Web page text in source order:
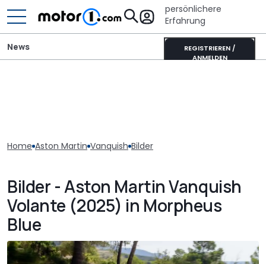
persönlichere
Erfahrung
REGISTRIEREN /
ANMELDEN
News
Home Aston Martin Vanquish Bilder
Bilder - Aston Martin Vanquish
Volante (2025) in Morpheus
Blue